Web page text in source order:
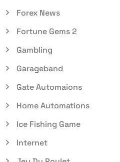
Forex News
Fortune Gems 2
Gambling
Garageband
Gate Automaions
Home Automations
Ice Fishing Game
Internet